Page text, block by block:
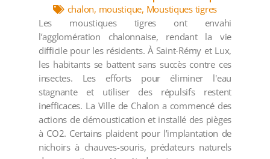
chalon, moustique, Moustiques tigres
Les moustiques tigres ont envahi
l’agglomération chalonnaise, rendant la vie
difficile pour les résidents. À Saint-Rémy et Lux,
les habitants se battent sans succès contre ces
insectes. Les efforts pour éliminer l'eau
stagnante et utiliser des répulsifs restent
inefficaces. La Ville de Chalon a commencé des
actions de démoustication et installé des pièges
à CO2. Certains plaident pour l’implantation de
nichoirs à chauves-souris, prédateurs naturels